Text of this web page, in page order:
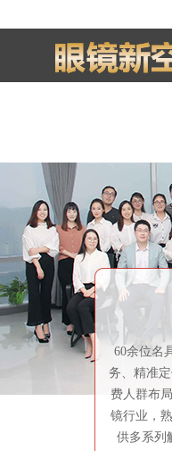
60余位名
务、精准
费人群布
镜行业，
供多系列